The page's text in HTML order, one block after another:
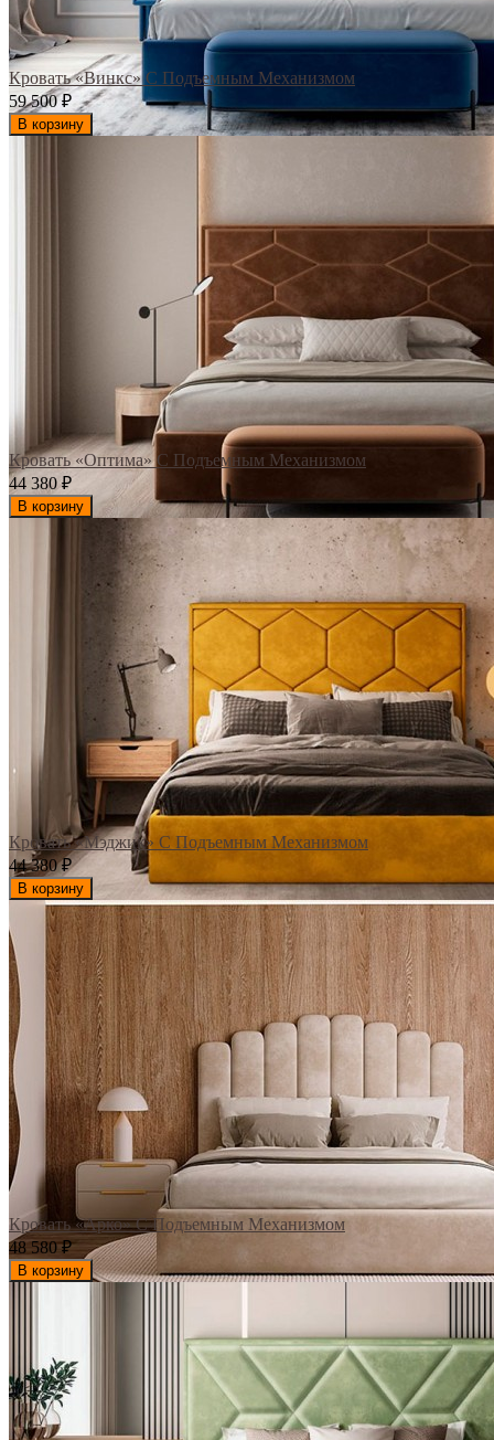
Кровать «Винкс» С Подъемным Механизмом
59 500₽
В корзину
Кровать «Оптима» С Подъемным Механизмом
44 380 ₽
В корзину
Кровать «Мэджик» С Подъемным Механизмом
44 380₽
В корзину
Кровать «Арко» С Подъемным Механизмом
48 580₽
В корзину